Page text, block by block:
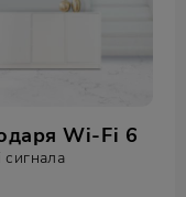
Wi‑Fi 6